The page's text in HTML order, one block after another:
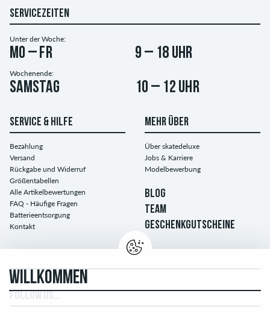
SERVICEZEITEN
Unter der Woche:
Mo – Fr 9 – 18 Uhr
Wochenende:
Samstag 10 – 12 Uhr
SERVICE & HILFE
Bezahlung
Versand
Rückgabe und Widerruf
Größentabellen
Alle Artikelbewertungen
FAQ - Häufige Fragen
Batterieentsorgung
Kontakt
MEHR ÜBER
Über skatedeluxe
Jobs & Karriere
Modelbewerbung
BLOG
TEAM
GESCHENKGUTSCHEINE
WILLKOMMEN